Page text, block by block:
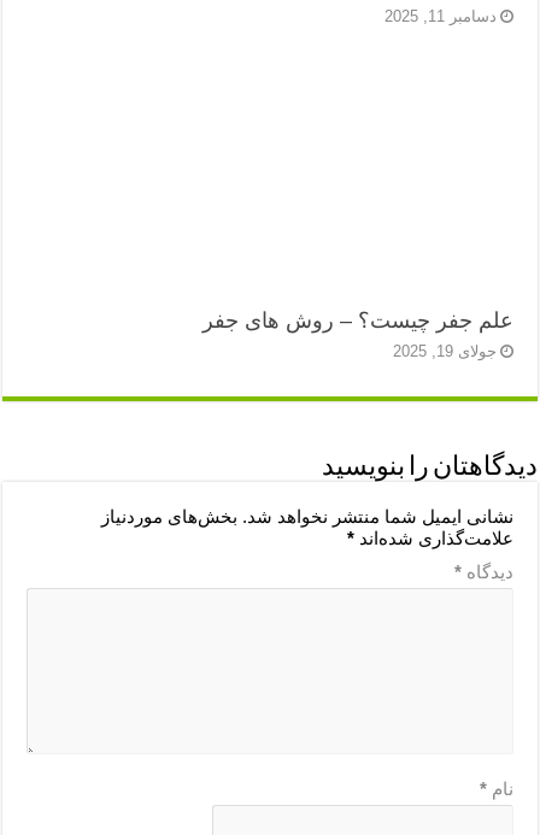
دسامبر 11, 2025
علم جفر چیست؟ – روش‌ های جفر
جولای 19, 2025
دیدگاهتان را بنویسید
نشانی ایمیل شما منتشر نخواهد شد. بخش‌های موردنیاز
علامت‌گذاری شده‌اند*
دیدگاه*
نام*